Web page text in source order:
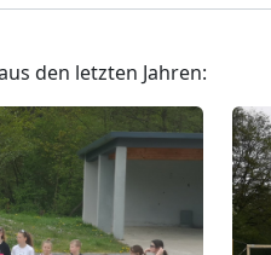
den letzten Jahren: